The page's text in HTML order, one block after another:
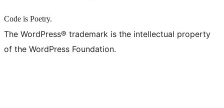
Code is Poetry.
The WordPress® trademark is the intellectual property
of the WordPress Foundation.